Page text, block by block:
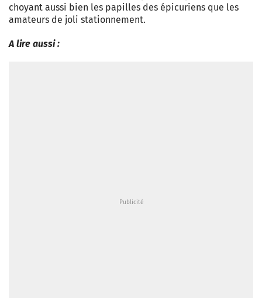
choyant aussi bien les papilles des épicuriens que les
amateurs de joli stationnement.
A lire aussi :